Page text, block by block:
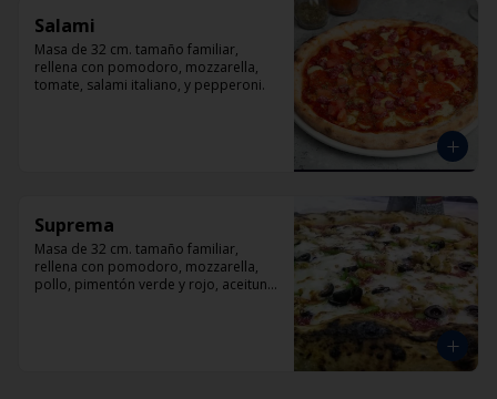
Salami
Masa de 32 cm. tamaño familiar,
rellena con pomodoro, mozzarella,
tomate, salami italiano, y pepperoni.
Suprema
Masa de 32 cm. tamaño familiar,
rellena con pomodoro, mozzarella,
pollo, pimentón verde y rojo, aceituna